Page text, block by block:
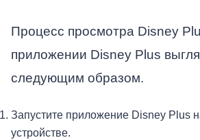
Процесс просмотра Disney
приложении Disney Plus
следующим образом.
Запустите приложение Disney Plus
устройстве.